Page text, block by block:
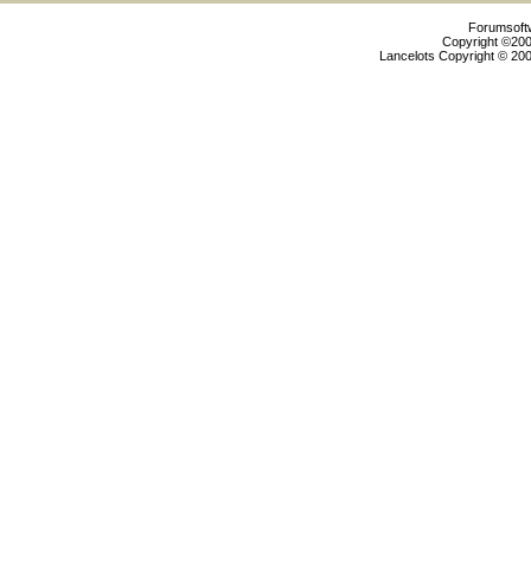
Copyright
Lancelots Copyright ©